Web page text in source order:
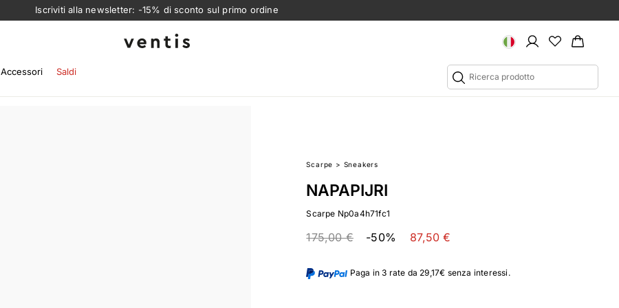
Iscriviti alla newsletter: -15% di sconto sul primo ordine
Ventis
Accessori Saldi
Scarpe > Sneakers
NAPAPIJRI
Scarpe Np0a4h71fc1
175,00 € -50% 87,50 €
Paga in 3 rate da 29,17€ senza interessi.